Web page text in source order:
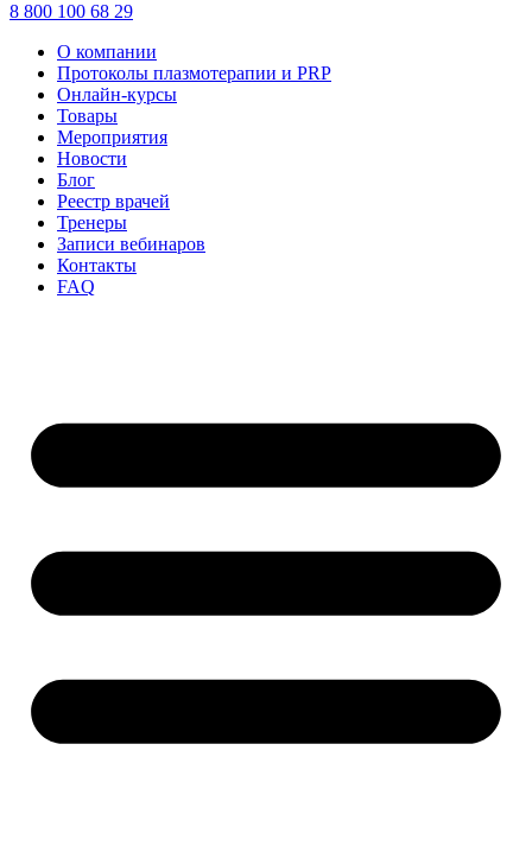
8 800 100 68 29
О компании
Протоколы плазмотерапии и PRP
Онлайн-курсы
Товары
Мероприятия
Новости
Блог
Реестр врачей
Тренеры
Записи вебинаров
Контакты
FAQ